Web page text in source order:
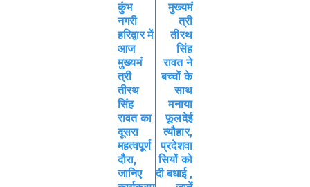
कुंभ
नगरी
हरिद्वार में
आज
मुख्यमं
त्री
तीरथ
सिंह
रावत का
दूसरा
महत्वपूर्ण
दौरा,
जानिए
मुख्यमं
त्री
तीरथ
सिंह
रावत ने
बच्चों के
साथ
मनाया
फूलदेई
त्यौहार,
प्रदेशवा
सियों को
दी बधाई ,